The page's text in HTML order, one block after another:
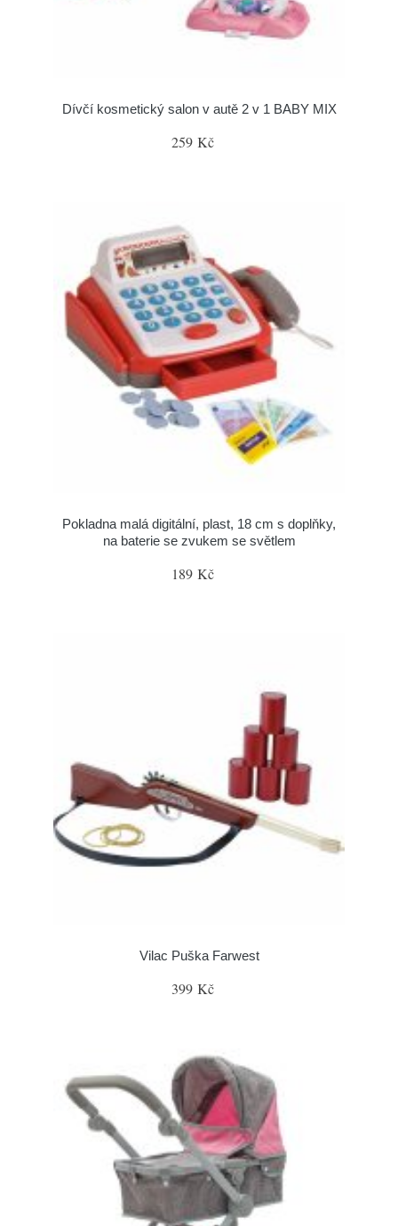
Dívčí kosmetický salon v autě 2 v 1 BABY MIX
259 Kč
Pokladna malá digitální, plast, 18 cm s doplňky,
na baterie se zvukem se světlem
189 Kč
Vilac Puška Farwest
399 Kč